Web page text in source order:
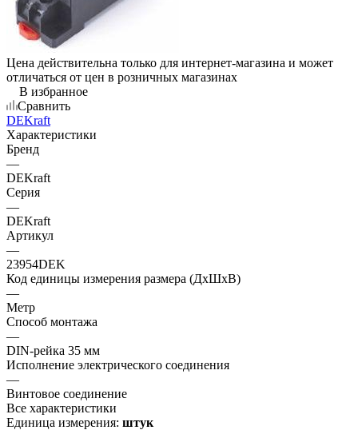
Цена действительна только для интернет-магазина и может
отличаться от цен в розничных магазинах
В избранное
Сравнить
DEKraft
Характеристики
Бренд
—
DEKraft
Серия
—
DEKraft
Артикул
—
23954DEK
Код единицы измерения размера (ДхШхВ)
—
Метр
Способ монтажа
—
DIN-рейка 35 мм
Исполнение электрического соединения
—
Винтовое соединение
Все характеристики
Единица измерения: штук